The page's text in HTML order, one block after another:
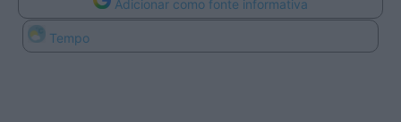
Adicionar como fonte informativa
Tempo